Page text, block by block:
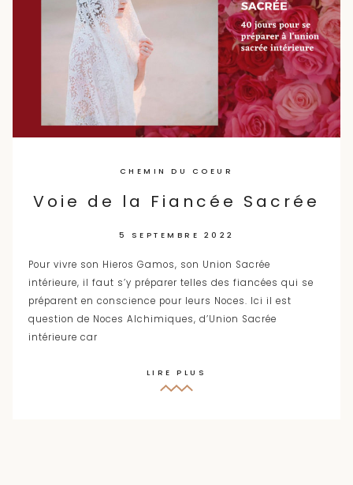
CHEMIN DU COEUR
Voie de la Fiancée Sacrée
5 SEPTEMBRE 2022
Pour vivre son Hieros Gamos, son Union Sacrée
intérieure, il faut s’y préparer telles des fiancées qui se
préparent en conscience pour leurs Noces. Ici il est
question de Noces Alchimiques, d’Union Sacrée
intérieure car
LIRE PLUS